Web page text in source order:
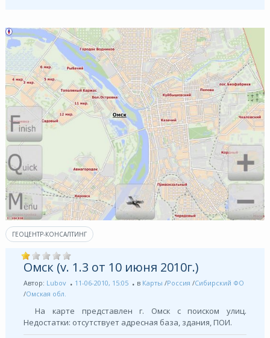
ГЕОЦЕНТР-КОНСАЛТИНГ
Омск (v. 1.3 от 10 июня 2010г.)
Автор: Lubov 11-06-2010, 15:05 в Карты /Россия /Сибирский ФО
/Омская обл.
На карте представлен г. Омск с поиском улиц.
Недостатки: отсутствует адресная база, здания, ПОИ.